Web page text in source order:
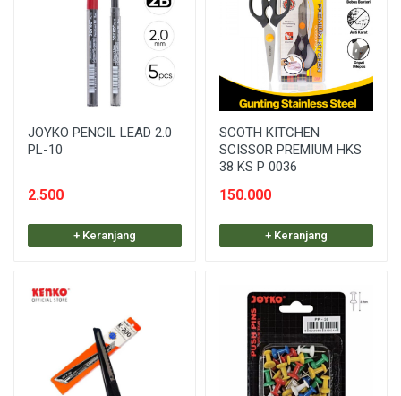
JOYKO PENCIL LEAD 2.0
PL-10
2.500
+ Keranjang
SCOTH KITCHEN
SCISSOR PREMIUM HKS
38 KS P 0036
150.000
+ Keranjang